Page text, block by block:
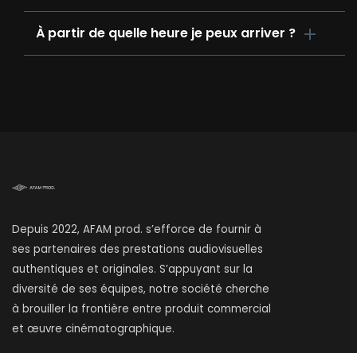
À partir de quelle heure je peux arriver ?
Depuis 2022, AFAM prod. s’efforce de fournir à
ses partenaires des prestations audiovisuelles
authentiques et originales. S’appuyant sur la
diversité de ses équipes, notre société cherche
à brouiller la frontière entre produit commercial
et œuvre cinématographique.